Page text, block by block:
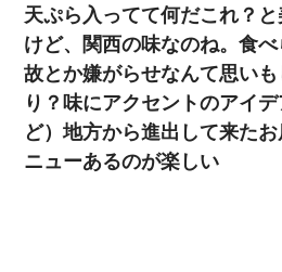
天ぷら入ってて何だこれ？
けど、関西の味なのね。食
故とか嫌がらせなんて思い
り？味にアクセントのアイ
ど）地方から進出して来た
ニューあるのが楽しい